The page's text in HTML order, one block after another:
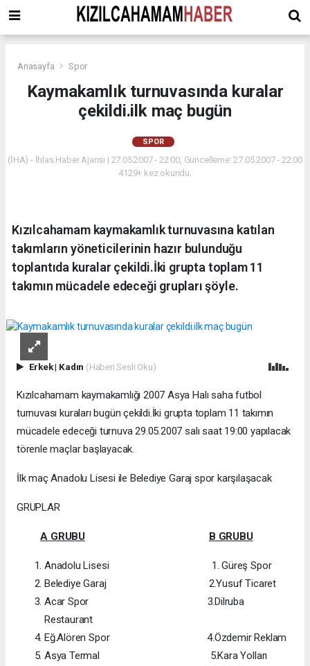
Anasayfa Spor
Kaymakamlık turnuvasında kuralar
çekildi.ilk maç bugün
SPOR
(İHA) - İhlas Haber Ajansı | 27.05.2007 - 22:00, Güncelleme: 27.05.2007 - 22:00
4129+ kez okundu.
Kızılcahamam kaymakamlık turnuvasına katılan
takımların yöneticilerinin hazır bulunduğu
toplantıda kuralar çekildi.İki grupta toplam 11
takımın mücadele edeceği grupları şöyle.
Erkek| Kadın (Haberi Sesli Oku)
Kızılcahamam kaymakamlığı 2007 Asya Halı saha futbol
turnuvası kuraları bugün çekildi.İki grupta toplam 11 takımın
mücadele edeceği turnuva 29.05.2007 salı saat 19:00 yapılacak
törenle maçlar başlayacak.
İlk maç Anadolu Lisesi ile Belediye Garaj spor karşılaşacak
GRUPLAR
A GRUBU B GRUBU
Anadolu Lisesi 1. Güreş Spor
Belediye Garaj 2.Yusuf Ticaret
Acar Spor 3.Dilruba
Restaurant
Eğ.Alören Spor 4.Özdemir Reklam
Asya Termal 5.Kara Yolları